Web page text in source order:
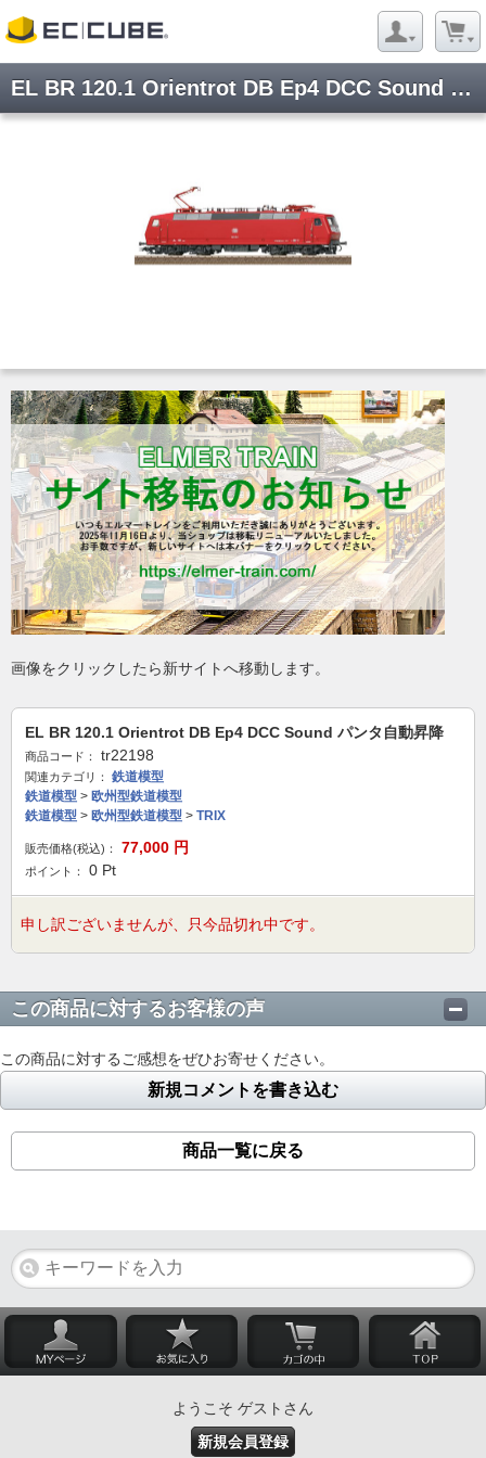
EL BR 120.1 Orientrot DB Ep4 DCC Sound パンタ自動昇降
画像をクリックしたら新サイトへ移動します。
EL BR 120.1 Orientrot DB Ep4 DCC Sound パンタ自動昇降
商品コード： tr22198
関連カテゴリ：
鉄道模型
鉄道模型 > 欧州型鉄道模型
鉄道模型 > 欧州型鉄道模型 > TRIX
販売価格(税込)： 77,000 円
ポイント： 0 Pt
申し訳ございませんが、只今品切れ中です。
この商品に対するお客様の声
この商品に対するご感想をぜひお寄せください。
新規コメントを書き込む
商品一覧に戻る
ようこそ ゲストさん
新規会員登録